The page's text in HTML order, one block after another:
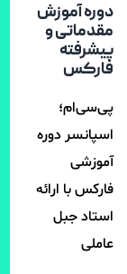
دوره آموزش
مقدماتی و
پیشرفته
فارکس
پی‌سی‌ام؛
اسپانسر دوره
آموزشی
فارکس با ارائه
استاد جبل
عاملی